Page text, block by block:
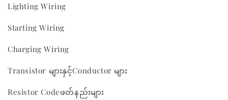
Lighting Wiring
Starting Wiring
Charging Wiring
Transistor များနှင့်Conductor များ
Resistor Codeဖတ်နည်းများ